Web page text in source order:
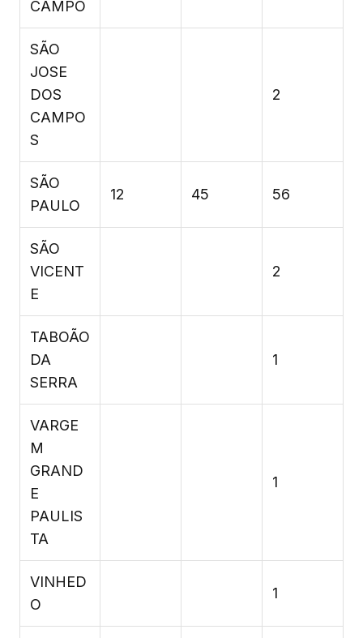
CAMPO
SÃO
JOSE
DOS
CAMPO
S
2
SÃO
PAULO
12 45 56
SÃO
VICENT
E
2
TABOÃO
DA
SERRA
1
VARGE
M
GRAND
E
PAULIS
TA
1
VINHED
O
1